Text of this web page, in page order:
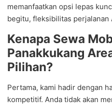
memanfaatkan opsi lepas
begitu, fleksibilitas perjalanan
Kenapa Sewa
Panakkukang
Pilihan?
Pertama, kami hadir dengan
kompetitif. Anda tidak akan